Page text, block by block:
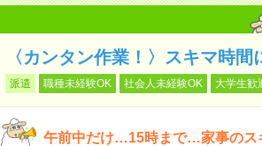
〈カンタン作業！〉スキマ時
派遣 職種未経験OK 社会人未経験OK 大学生歓
午前中だけ…15時まで…家事のス